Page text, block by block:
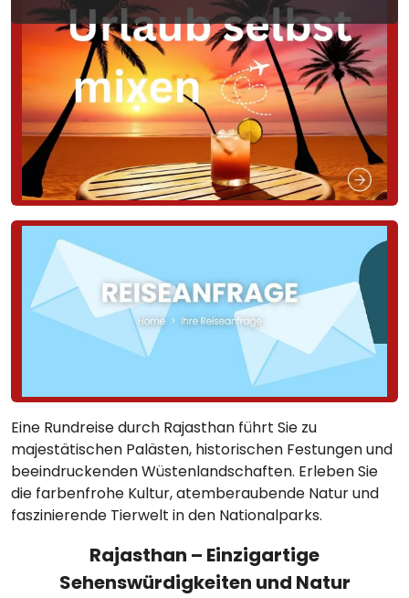
Eine Rundreise durch Rajasthan führt Sie zu
majestätischen Palästen, historischen Festungen und
beeindruckenden Wüstenlandschaften. Erleben Sie
die farbenfrohe Kultur, atemberaubende Natur und
faszinierende Tierwelt in den Nationalparks.
Rajasthan – Einzigartige
Sehenswürdigkeiten und Natur